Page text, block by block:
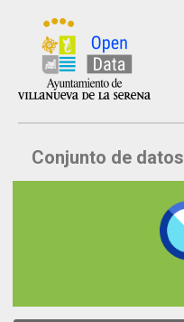
Inicio
Datos
Conjunto de datos